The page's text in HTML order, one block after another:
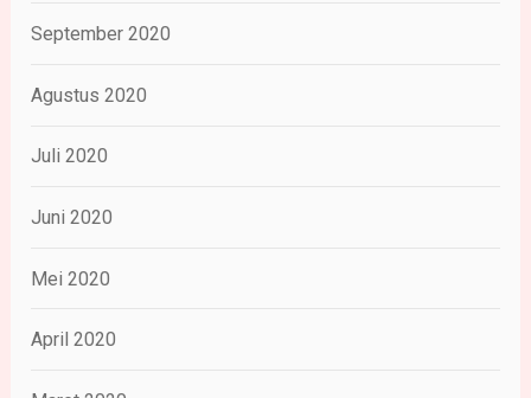
September 2020
Agustus 2020
Juli 2020
Juni 2020
Mei 2020
April 2020